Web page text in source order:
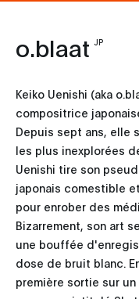
o.blaat JP
Keiko Uenishi (aka
compositrice
Depuis sept ans, elle
les plus inexplorées
Uenishi tire son
japonais comestible
pour enrober des
Bizarrement, son art
une bouffée
dose de bruit blanc.
première sortie sur